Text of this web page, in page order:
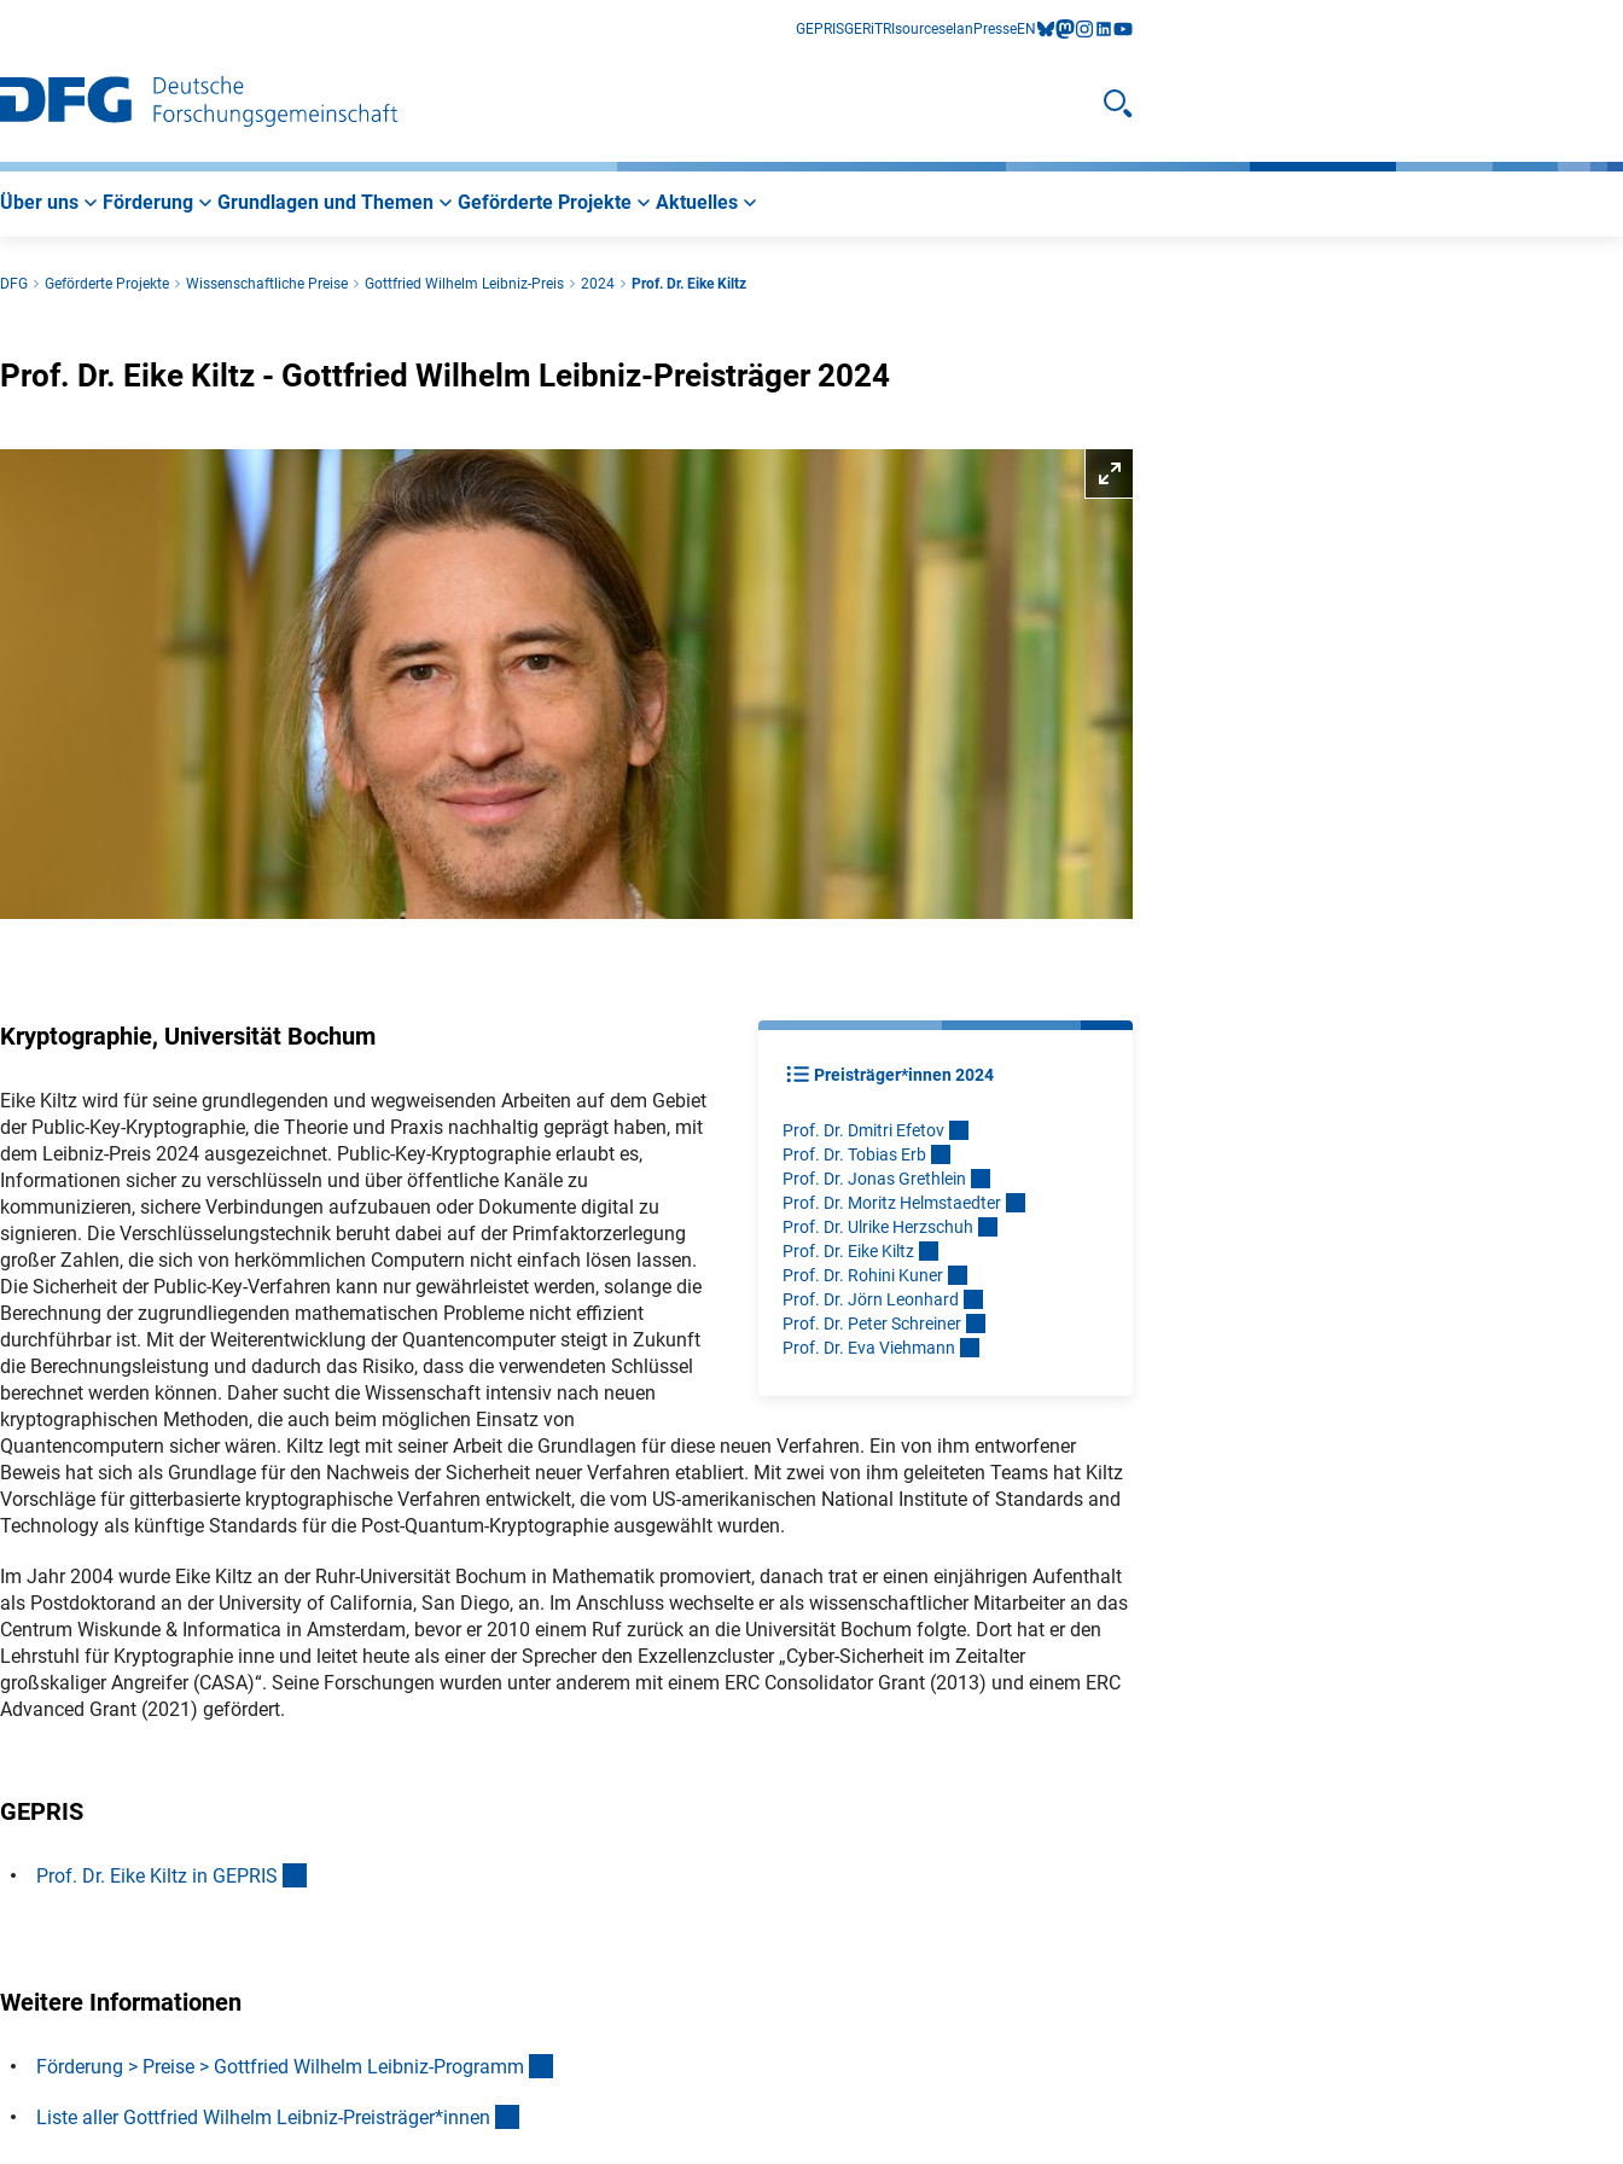
GEPRISGERiTRIsourceselan PresseEN bluesky
mastodon
instagram
linkedIn
youtube
Suche öffnen
Über uns Förderung Grundlagen und Themen Geförderte Projekte Aktuelles
DFG Geförderte Projekte Wissenschaftliche Preise Gottfried Wilhelm Leibniz-Preis 2024 Prof. Dr. Eike Kiltz
Prof. Dr. Eike Kiltz - Gottfried Wilhelm Leibniz-Preisträger 2024
Preisträger*innen 2024
Prof. Dr. Dmitri Efetov
Prof. Dr. Tobias Erb
Prof. Dr. Jonas Grethlein
Prof. Dr. Moritz Helmstaedter
Prof. Dr. Ulrike Herzschuh
Prof. Dr. Eike Kiltz
Prof. Dr. Rohini Kuner
Prof. Dr. Jörn Leonhard
Prof. Dr. Peter Schreiner
Prof. Dr. Eva Viehmann
Kryptographie, Universität Bochum
Eike Kiltz wird für seine grundlegenden und wegweisenden Arbeiten auf dem Gebiet
der Public-Key-Kryptographie, die Theorie und Praxis nachhaltig geprägt haben, mit
dem Leibniz-Preis 2024 ausgezeichnet. Public-Key-Kryptographie erlaubt es,
Informationen sicher zu verschlüsseln und über öffentliche Kanäle zu
kommunizieren, sichere Verbindungen aufzubauen oder Dokumente digital zu
signieren. Die Verschlüsselungstechnik beruht dabei auf der Primfaktorzerlegung
großer Zahlen, die sich von herkömmlichen Computern nicht einfach lösen lassen.
Die Sicherheit der Public-Key-Verfahren kann nur gewährleistet werden, solange die
Berechnung der zugrundliegenden mathematischen Probleme nicht effizient
durchführbar ist. Mit der Weiterentwicklung der Quantencomputer steigt in Zukunft
die Berechnungsleistung und dadurch das Risiko, dass die verwendeten Schlüssel
berechnet werden können. Daher sucht die Wissenschaft intensiv nach neuen
kryptographischen Methoden, die auch beim möglichen Einsatz von
Quantencomputern sicher wären. Kiltz legt mit seiner Arbeit die Grundlagen für diese neuen Verfahren. Ein von ihm entworfener
Beweis hat sich als Grundlage für den Nachweis der Sicherheit neuer Verfahren etabliert. Mit zwei von ihm geleiteten Teams hat Kiltz
Vorschläge für gitterbasierte kryptographische Verfahren entwickelt, die vom US-amerikanischen National Institute of Standards and
Technology als künftige Standards für die Post-Quantum-Kryptographie ausgewählt wurden.
Im Jahr 2004 wurde Eike Kiltz an der Ruhr-Universität Bochum in Mathematik promoviert, danach trat er einen einjährigen Aufenthalt
als Postdoktorand an der University of California, San Diego, an. Im Anschluss wechselte er als wissenschaftlicher Mitarbeiter an das
Centrum Wiskunde & Informatica in Amsterdam, bevor er 2010 einem Ruf zurück an die Universität Bochum folgte. Dort hat er den
Lehrstuhl für Kryptographie inne und leitet heute als einer der Sprecher den Exzellenzcluster „Cyber-Sicherheit im Zeitalter
großskaliger Angreifer (CASA)“. Seine Forschungen wurden unter anderem mit einem ERC Consolidator Grant (2013) und einem ERC
Advanced Grant (2021) gefördert.
GEPRIS
Prof. Dr. Eike Kiltz in GEPRIS
Weitere Informationen
Förderung > Preise > Gottfried Wilhelm Leibniz-Programm
Liste aller Gottfried Wilhelm Leibniz-Preisträger*innen